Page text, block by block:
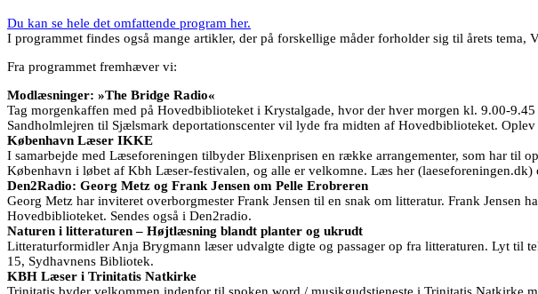
Du kan se hele det omfattende program her.
I programmet findes også mange artikler, der på forskellige måder forholder sig til årets tema,
Fra programmet fremhæver vi:
Modlæsninger: »The Bridge Radio«
Tag morgenkaffen med på Hovedbiblioteket i Krystalgade, hvor der hver morgen kl. 9.00-
Sandholmlejren til Sjælsmark deportationscenter vil lyde fra midten af Hovedbiblioteket. Oplev
København Læser IKKE
I samarbejde med Læseforeningen tilbyder Blixenprisen en række arrangementer, som har
København i løbet af Kbh Læser-festivalen, og alle er velkomne. Læs her (laeseforeningen.dk)
Den2Radio: Georg Metz og Frank Jensen om Pelle Erobreren
Georg Metz har inviteret overborgmester Frank Jensen til en snak om litteratur. Frank
Hovedbiblioteket. Sendes også i Den2radio.
Naturen i litteraturen – Højtlæsning blandt planter og ukrudt
Litteraturformidler Anja Brygmann læser udvalgte digte og passager op fra litteraturen. Lyt til
15, Sydhavnens Bibliotek.
KBH Læser i Trinitatis Natkirke